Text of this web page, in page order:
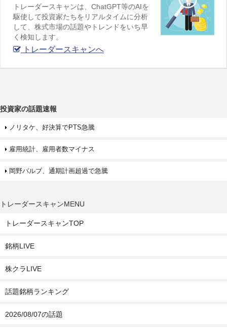
トレーダースキャンは、ChatGPT等のAIを
駆使して投資家たちをリアルタイムに分析
して、株式市場の話題やトレンドをいち早
く検知します。
トレーダースキャンへ
投資家の話題速報
ノリタケ、好決算でPTS急騰
雇用統計、雇用者数マイナス
岡野バルブ、通期計画超過で急騰
トレーダースキャンMENU
トレーダースキャンTOP
銘柄LIVE
株クラLIVE
話題銘柄ランキング
2026/08/07の話題